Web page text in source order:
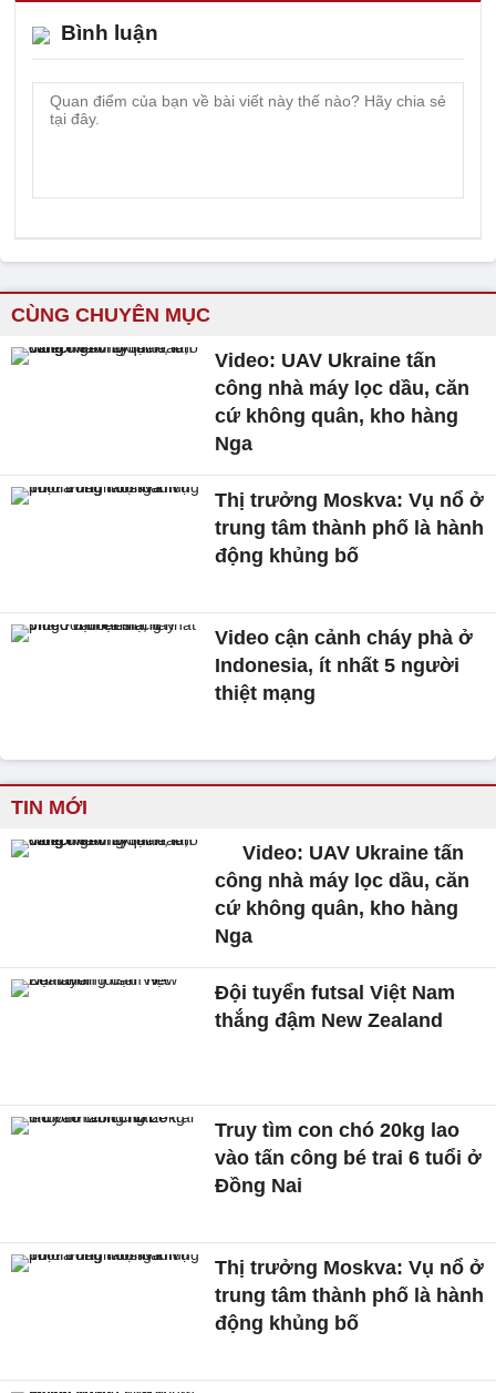
Bình luận
CÙNG CHUYÊN MỤC
Video: UAV Ukraine tấn
công nhà máy lọc dầu, căn
cứ không quân, kho hàng
Nga
Thị trưởng Moskva: Vụ nổ ở
trung tâm thành phố là hành
động khủng bố
Video cận cảnh cháy phà ở
Indonesia, ít nhất 5 người
thiệt mạng
TIN MỚI
Video: UAV Ukraine tấn
công nhà máy lọc dầu, căn
cứ không quân, kho hàng
Nga
Đội tuyển futsal Việt Nam
thắng đậm New Zealand
Truy tìm con chó 20kg lao
vào tấn công bé trai 6 tuổi ở
Đồng Nai
Thị trưởng Moskva: Vụ nổ ở
trung tâm thành phố là hành
động khủng bố